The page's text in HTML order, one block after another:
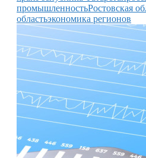
промышленностьРостовская
областьэкономика регионов